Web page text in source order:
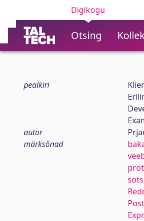
Digikogu
Otsing
pealkiri
autor
märksõnad